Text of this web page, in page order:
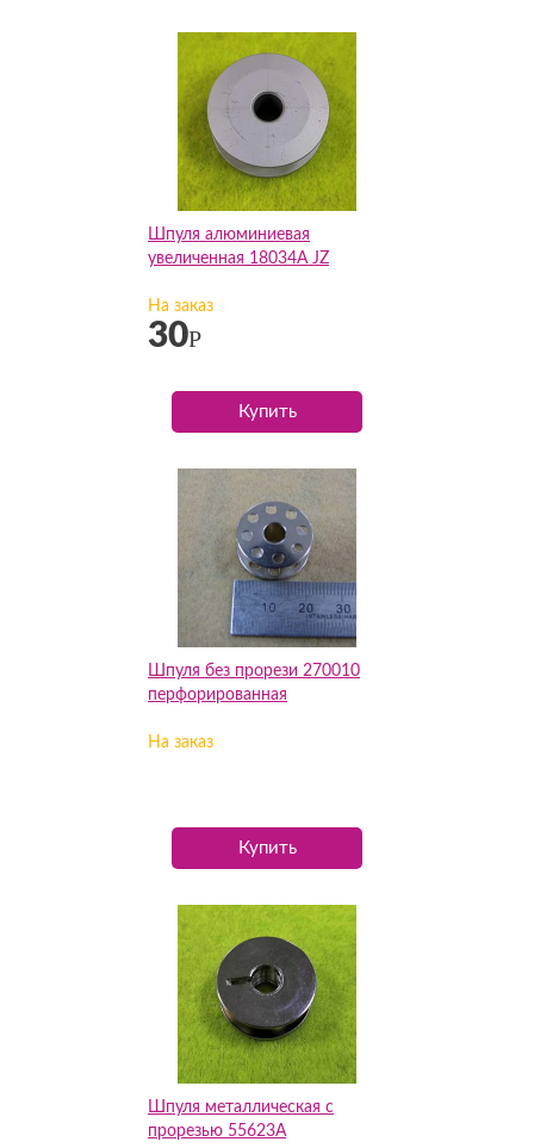
Шпуля алюминиевая
увеличенная 18034А JZ
На заказ
30Р
Купить
Шпуля без прорези 270010
перфорированная
На заказ
Купить
Шпуля металлическая с
прорезью 55623A